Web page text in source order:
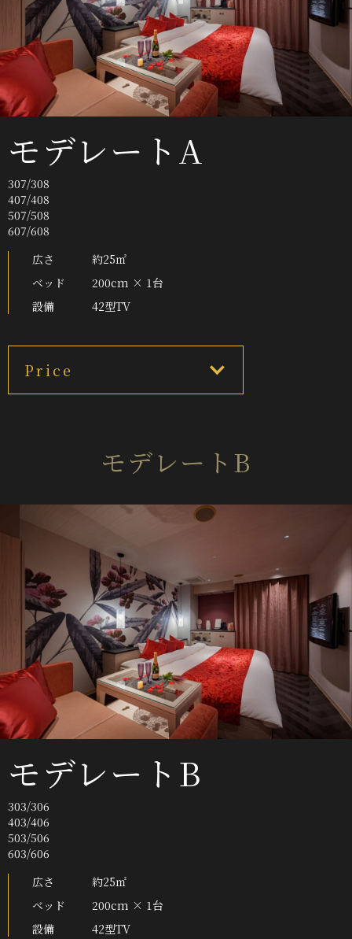
モデレートA
307/308
407/408
507/508
607/608
広さ
約25㎡
ベッド
200cm × 1台
設備
42型TV
Price
モデレートB
モデレートB
303/306
403/406
503/506
603/606
広さ
約25㎡
ベッド
200cm × 1台
設備
42型TV